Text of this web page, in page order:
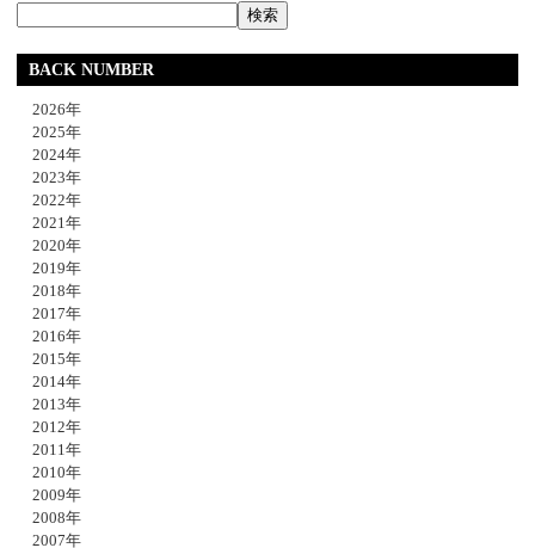
BACK NUMBER
2026年
2025年
2024年
2023年
2022年
2021年
2020年
2019年
2018年
2017年
2016年
2015年
2014年
2013年
2012年
2011年
2010年
2009年
2008年
2007年